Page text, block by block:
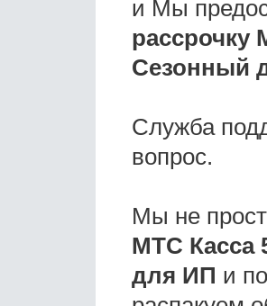
и Мы
рассрочку
Сезонный
Служба
вопрос.
Мы не
МТС Касса
для ИП и